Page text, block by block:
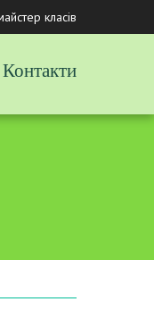
класів
Контакти